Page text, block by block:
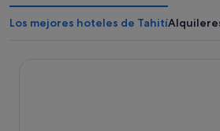
Los mejores hoteles de Tahití